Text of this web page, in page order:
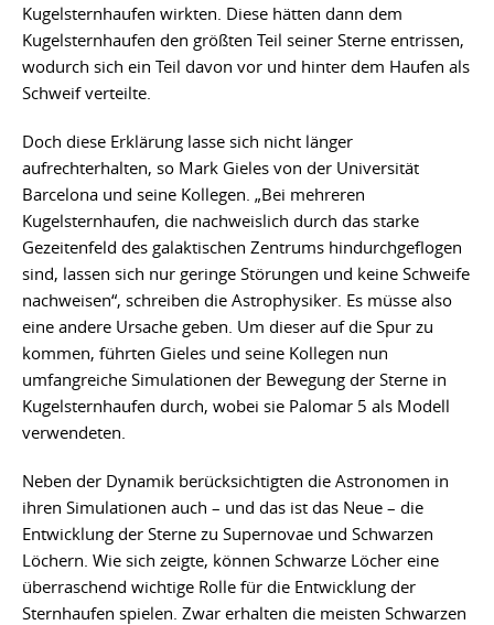
Kugelsternhaufen wirkten. Diese hätten dann dem
Kugelsternhaufen den größten Teil seiner Sterne entrissen,
wodurch sich ein Teil davon vor und hinter dem Haufen als
Schweif verteilte.
Doch diese Erklärung lasse sich nicht länger
aufrechterhalten, so Mark Gieles von der Universität
Barcelona und seine Kollegen. „Bei mehreren
Kugelsternhaufen, die nachweislich durch das starke
Gezeitenfeld des galaktischen Zentrums hindurchgeflogen
sind, lassen sich nur geringe Störungen und keine Schweife
nachweisen“, schreiben die Astrophysiker. Es müsse also
eine andere Ursache geben. Um dieser auf die Spur zu
kommen, führten Gieles und seine Kollegen nun
umfangreiche Simulationen der Bewegung der Sterne in
Kugelsternhaufen durch, wobei sie Palomar 5 als Modell
verwendeten.
Neben der Dynamik berücksichtigten die Astronomen in
ihren Simulationen auch – und das ist das Neue – die
Entwicklung der Sterne zu Supernovae und Schwarzen
Löchern. Wie sich zeigte, können Schwarze Löcher eine
überraschend wichtige Rolle für die Entwicklung der
Sternhaufen spielen. Zwar erhalten die meisten Schwarzen